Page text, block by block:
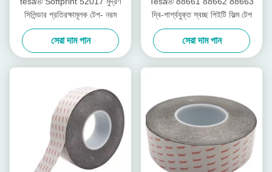
সিলিন্ডার প্রতিরক্ষামূলক টেপ- নরম
সেরা দাম পান
দ্বি-পার্শ্বযুক্ত স্বচ্ছ পিইটি ফিল্ম টেপ
সেরা দাম পান